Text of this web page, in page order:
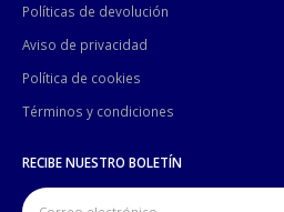
Políticas de devolución
Aviso de privacidad
Política de cookies
Términos y condiciones
RECIBE NUESTRO BOLETÍN